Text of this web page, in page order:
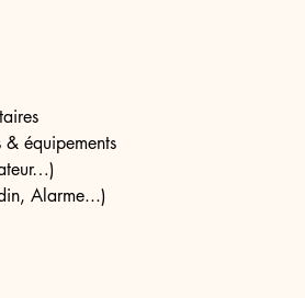
équipements
Alarme...)